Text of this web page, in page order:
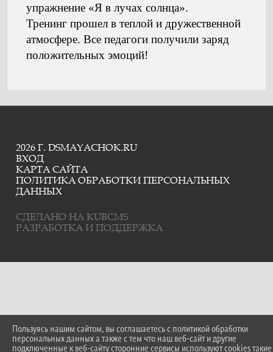
упражнение «Я в лучах солнца».
Тренинг прошел в теплой и дружественной
атмосфере. Все педагоги получили заряд
положительных эмоций!
2026 Г. DSMAYACHOK.RU
ВХОД
КАРТА САЙТА
ПОЛИТИКА ОБРАБОТКИ ПЕРСОНАЛЬНЫХ
ДАННЫХ
СДЕЛАНО НА KUBCMS
РАЗРАБОТКА И ПОДДЕРЖКА
Пользуясь нашим сайтом, вы соглашаетесь с политикой обработки
персональных данных а также с тем что наш веб-сайт и другие
подключенные к веб-сайту сторонние сервисы используют cookies такие